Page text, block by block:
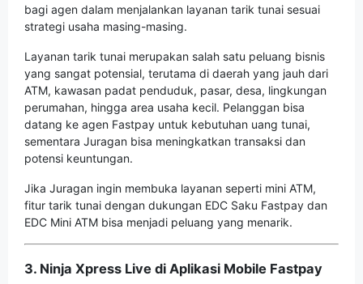
bagi agen dalam menjalankan layanan tarik tunai sesuai
strategi usaha masing-masing.
Layanan tarik tunai merupakan salah satu peluang bisnis
yang sangat potensial, terutama di daerah yang jauh dari
ATM, kawasan padat penduduk, pasar, desa, lingkungan
perumahan, hingga area usaha kecil. Pelanggan bisa
datang ke agen Fastpay untuk kebutuhan uang tunai,
sementara Juragan bisa meningkatkan transaksi dan
potensi keuntungan.
Jika Juragan ingin membuka layanan seperti mini ATM,
fitur tarik tunai dengan dukungan EDC Saku Fastpay dan
EDC Mini ATM bisa menjadi peluang yang menarik.
3. Ninja Xpress Live di Aplikasi Mobile Fastpay